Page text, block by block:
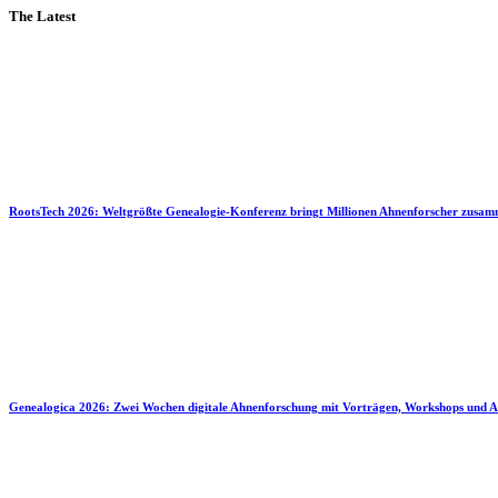
The Latest
RootsTech 2026: Weltgrößte Genealogie-Konferenz bringt Millionen Ahnenforscher
Genealogica 2026: Zwei Wochen digitale Ahnenforschung mit Vorträgen, Workshops und